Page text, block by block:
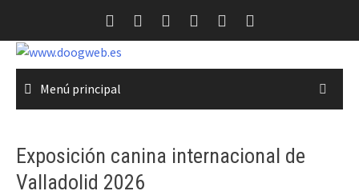
contenido
Menú principal
Exposición canina internacional de
Valladolid 2026